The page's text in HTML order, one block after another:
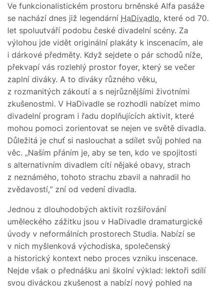
Ve funkcionalistickém prostoru brněnské Alfa pasáže
se nachází dnes již legendární HaDivadlo, které od 70.
let spoluutváří podobu české divadelní scény. Za
výlohou jde vidět originální plakáty k inscenacím, ale
i dárkové předměty. Když sejdete o pár schodů níže,
překvapí vás rozlehlý prostor foyer, který se večer
zaplní diváky. A to diváky různého věku,
z rozmanitých zákoutí a s nejrůznějšími životními
zkušenostmi. V HaDivadle se rozhodli nabízet mimo
divadelní program i řadu doplňujících aktivit, které
mohou pomoci zorientovat se nejen ve světě divadla.
Důležitá je chuť si naslouchat a sdílet svůj pohled na
věc. „Naším přáním je, aby se ten, kdo ve spojitosti
s alternativním divadlem cítí nějaké obavy, strach
z neznámého, tohoto strachu zbavil a nahradil ho
zvědavostí,“ zní od vedení divadla.
Jednou z dlouhodobých aktivit rozšiřování
uměleckého zážitku jsou v HaDivadle dramaturgické
úvody v neformálních prostorech Studia. Nabízí se
v nich myšlenková východiska, společenský
a historický kontext nebo proces vzniku inscenace.
Nejde však o přednášku ani školní výklad: lektoři sdílí
svou diváckou zkušenost a nabízí nový pohled na